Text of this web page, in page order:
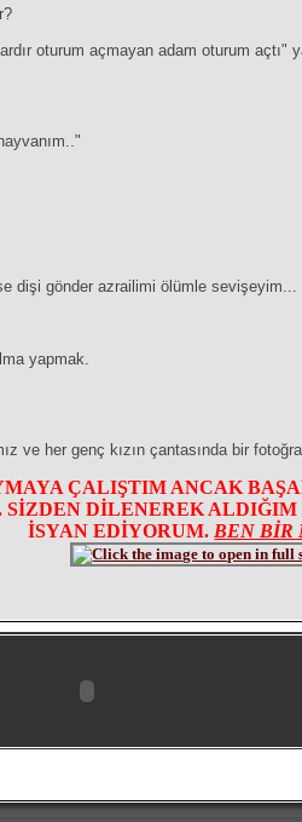
oturum açmayan adam oturum
dişi gönder azrailimi ölümle sevişeyim...
yapmak.
ve her genç kızın çantasında bir
ÇALIŞTIM ANCAK
DİLENEREK
İSYAN EDİYORUM. BEN BİR